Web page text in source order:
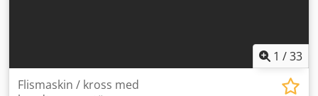
1 /33
Flismaskin / kross med